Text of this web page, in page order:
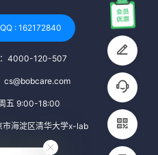
程的态度、理解可能
受卵者的关系。这有
过程中保持积极的心
的意义。 其他标准 责
有助于确保捐赠周期
卵者的权益。 面试与
: 162172840
4000-120-507
cs@bobcare.com
五 9:00-18:00
市海淀区清华大学x-lab